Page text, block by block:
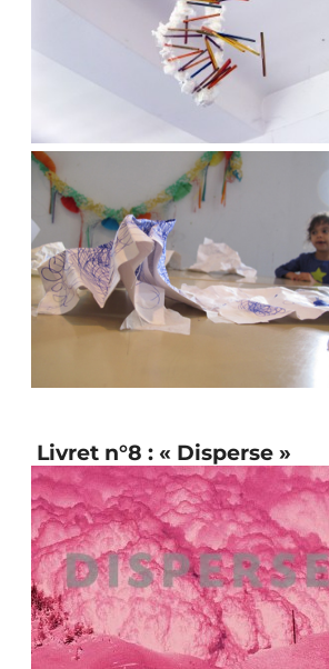
Livret n°8 : « Disperse »